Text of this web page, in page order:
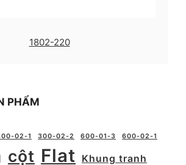
1802-220
PHẨM
02-1 300-02-2 600-01-3 600-02-1
cột Flat
Khung tranh